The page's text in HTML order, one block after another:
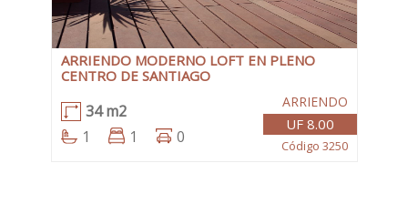
ARRIENDO MODERNO LOFT EN PLENO
CENTRO DE SANTIAGO
34 m2
1
1 0
ARRIENDO
UF 8.00
Código 3250